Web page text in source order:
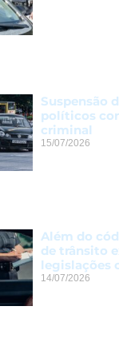
Suspensão
políticos
criminal
15/07/2026
Além do
de trânsito
legislações
14/07/2026